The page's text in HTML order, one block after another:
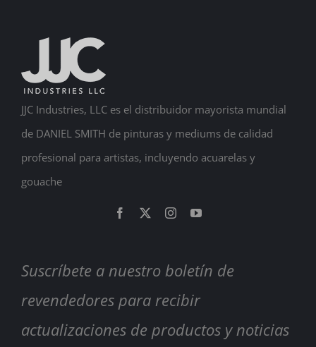
JJC Industries, LLC es el distribuidor mayorista mundial
de DANIEL SMITH de pinturas y mediums de calidad
profesional para artistas, incluyendo acuarelas y
gouache
Suscríbete a nuestro boletín de
revendedores para recibir
actualizaciones de productos y noticias